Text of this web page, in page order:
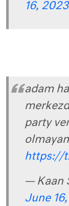
16, 2023
adam
party
https://
— Kaan
June